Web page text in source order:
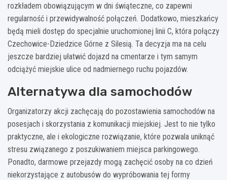
rozkładem obowiązującym w dni świąteczne, co zapewni
regularność i przewidywalność połączeń. Dodatkowo, mieszkańcy
będą mieli dostęp do specjalnie uruchomionej linii C, która połączy
Czechowice-Dziedzice Górne z Silesią. Ta decyzja ma na celu
jeszcze bardziej ułatwić dojazd na cmentarze i tym samym
odciążyć miejskie ulice od nadmiernego ruchu pojazdów.
Alternatywa dla samochodów
Organizatorzy akcji zachęcają do pozostawienia samochodów na
posesjach i skorzystania z komunikacji miejskiej. Jest to nie tylko
praktyczne, ale i ekologiczne rozwiązanie, które pozwala uniknąć
stresu związanego z poszukiwaniem miejsca parkingowego.
Ponadto, darmowe przejazdy mogą zachęcić osoby na co dzień
niekorzystające z autobusów do wypróbowania tej formy